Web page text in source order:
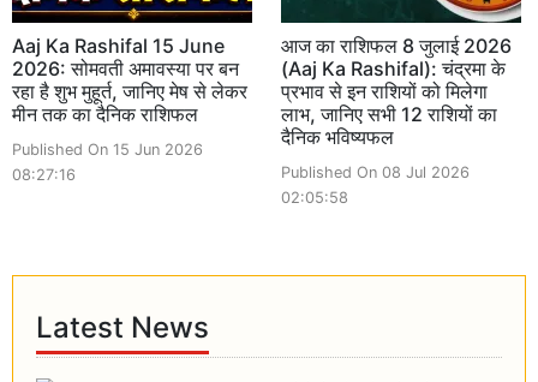
Aaj Ka Rashifal 15 June
2026: सोमवती अमावस्या पर बन
रहा है शुभ मुहूर्त, जानिए मेष से लेकर
मीन तक का दैनिक राशिफल
Published On 15 Jun 2026
08:27:16
आज का राशिफल 8 जुलाई 2026
(Aaj Ka Rashifal): चंद्रमा के
प्रभाव से इन राशियों को मिलेगा
लाभ, जानिए सभी 12 राशियों का
दैनिक भविष्यफल
Published On 08 Jul 2026
02:05:58
Latest News